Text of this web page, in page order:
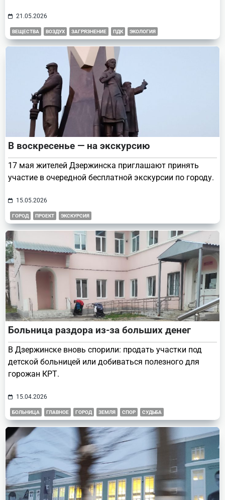
21.05.2026
ВЕЩЕСТВА ВОЗДУХ ЗАГРЯЗНЕНИЕ ПДК ЭКОЛОГИЯ
В воскресенье — на экскурсию
17 мая жителей Дзержинска приглашают принять
участие в очередной бесплатной экскурсии по городу.
15.05.2026
ГОРОД ПРОЕКТ ЭКСКУРСИЯ
Больница раздора из-за больших денег
В Дзержинске вновь спорили: продать участки под
детской больницей или добиваться полезного для
горожан КРТ.
15.04.2026
БОЛЬНИЦА ГЛАВНОЕ ГОРОД ЗЕМЛЯ СПОР СУДЬБА